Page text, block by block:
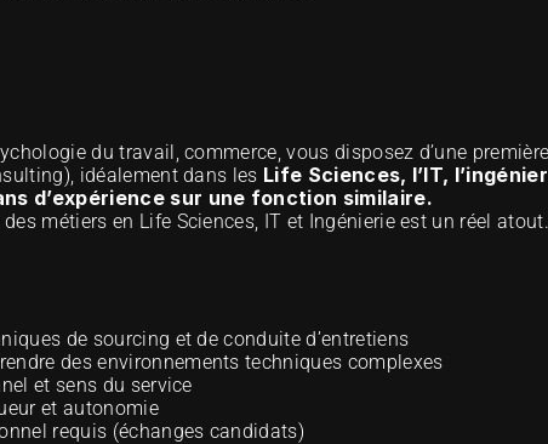
du travail, commerce, vous disposez d’une
idéalement dans les Life Sciences, l’IT,
d’expérience sur une fonction similaire.
métiers en Life Sciences, IT et Ingénierie est un réel atout.
de sourcing et de conduite d’entretiens
des environnements techniques complexes
et sens du service
et autonomie
requis (échanges candidats)